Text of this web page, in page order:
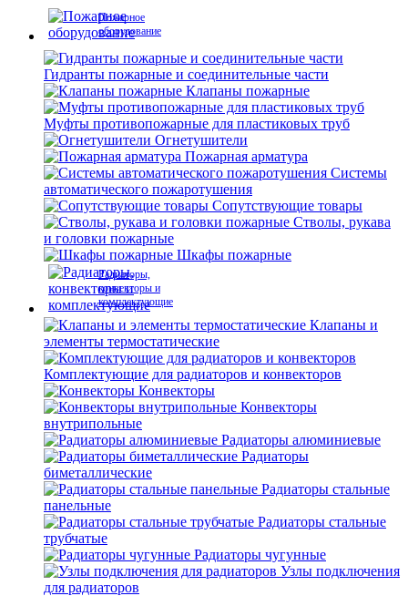
Пожарное
оборудование
Гидранты пожарные и соединительные части
Клапаны пожарные
Муфты противопожарные для пластиковых труб
Огнетушители
Пожарная арматура
Системы
автоматического пожаротушения
Сопутствующие товары
Стволы, рукава
и головки пожарные
Шкафы пожарные
Радиаторы,
конвекторы и
комплектующие
Клапаны и
элементы термостатические
Комплектующие для радиаторов и конвекторов
Конвекторы
Конвекторы
внутрипольные
Радиаторы алюминиевые
Радиаторы
биметаллические
Радиаторы стальные
панельные
Радиаторы стальные
трубчатые
Радиаторы чугунные
Узлы подключения
для радиаторов